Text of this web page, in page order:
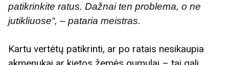
patikrinkite ratus. Dažnai ten problema, o ne
jutikliuose“, – pataria meistras.
Kartu vertėtų patikrinti, ar po ratais nesikaupia